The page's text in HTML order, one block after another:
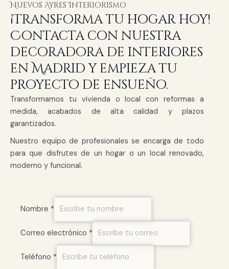
Nuevos Ayres Interiorismo
¡Transforma tu hogar hoy!
Contacta con nuestra
decoradora de interiores
en Madrid y empieza tu
proyecto de ensueño.
Transformamos tu vivienda o local con reformas a
medida, acabados de alta calidad y plazos
garantizados.
Nuestro equipo de profesionales se encarga de todo
para que disfrutes de un hogar o un local renovado,
moderno y funcional.
Nombre *
Correo electrónico *
Teléfono *